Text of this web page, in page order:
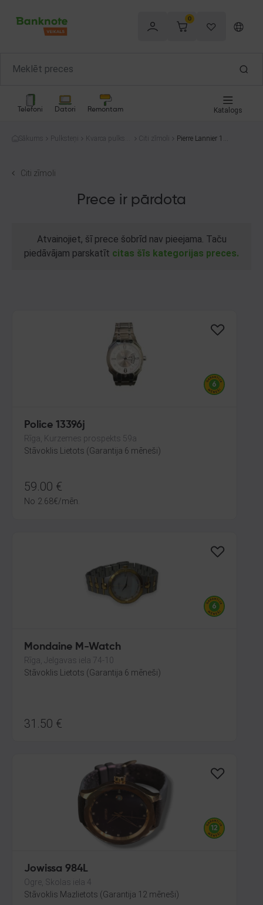
0
Telefoni Datori Remontam Katalogs
Sākums Pulksteņi
Kvarca pulkste
Citi zīmoli
Pierre Lannier 14
Citi zīmoli
Prece ir pārdota
Atvainojiet, šī prece šobrīd nav pieejama. Taču
piedāvājam parskatīt citas šīs kategorijas preces.
Police 13396j
Rīga, Kurzemes prospekts 59a
Stāvoklis Lietots (Garantija 6 mēneši)
59.00 €
No 2.68€/mēn.
Mondaine M-Watch
Rīga, Jelgavas iela 74-10
Stāvoklis Lietots (Garantija 6 mēneši)
31.50 €
Jowissa 984L
Ogre, Skolas iela 4
Stāvoklis Mazlietots (Garantija 12 mēneši)